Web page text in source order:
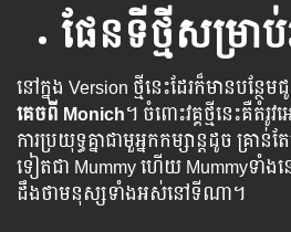
ផែនទីថ្មីសម្រាប់
នៅក្នុង Version ថ្មី​នេះ​ដែរ​ក៏​មាន​បន្ថែម​ជូ
គេចពី Monich។ ​​ចំពោះ​វគ្គ​ថ្មី​នេះ​គឺ​​តំរូ
ការប្រយុទ្ធ​​​គ្នា​​​​ជាមួអ្នកកម្សាន្តដូច គ្រាន់
ទៀតជា Mummy ហើយ Mummyទាំង
ដឹងថាមនុស្សទាំងអស់នៅទីណា។